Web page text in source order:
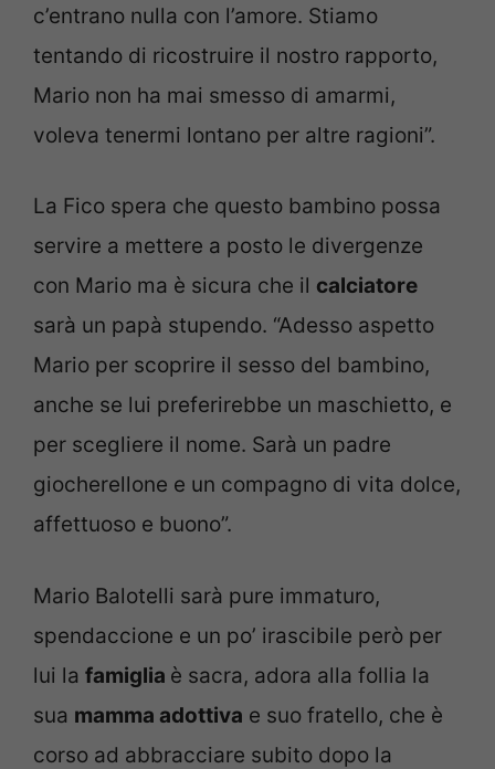
c’entrano nulla con l’amore. Stiamo
tentando di ricostruire il nostro rapporto,
Mario non ha mai smesso di amarmi,
voleva tenermi lontano per altre ragioni”.
La Fico spera che questo bambino possa
servire a mettere a posto le divergenze
con Mario ma è sicura che il calciatore
sarà un papà stupendo. “Adesso aspetto
Mario per scoprire il sesso del bambino,
anche se lui preferirebbe un maschietto, e
per scegliere il nome. Sarà un padre
giocherellone e un compagno di vita dolce,
affettuoso e buono”.
Mario Balotelli sarà pure immaturo,
spendaccione e un po’ irascibile però per
lui la famiglia è sacra, adora alla follia la
sua mamma adottiva e suo fratello, che è
corso ad abbracciare subito dopo la